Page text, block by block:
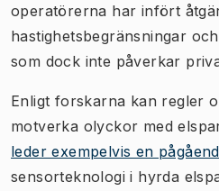
operatörerna har infört
hastighetsbegränsningar
som dock inte påverkar
Enligt forskarna kan regler
motverka olyckor med
leder exempelvis en
sensorteknologi i hyrda